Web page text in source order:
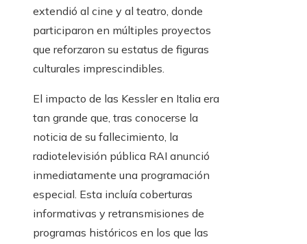
extendió al cine y al teatro, donde
participaron en múltiples proyectos
que reforzaron su estatus de figuras
culturales imprescindibles.
El impacto de las Kessler en Italia era
tan grande que, tras conocerse la
noticia de su fallecimiento, la
radiotelevisión pública RAI anunció
inmediatamente una programación
especial. Esta incluía coberturas
informativas y retransmisiones de
programas históricos en los que las